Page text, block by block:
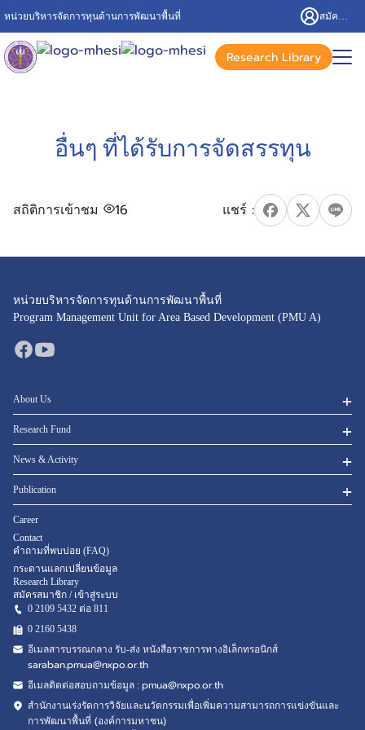
หน่วยบริหารจัดการทุนด้านการพัฒนาพื้นที่
Research Library
อื่นๆ ที่ได้รับการจัดสรรทุน
สถิติการเข้าชม 16
หน่วยบริหารจัดการทุนด้านการพัฒนาพื้นที่
Program Management Unit for Area Based Development (PMU A)
About Us
Research Fund
News & Activity
Publication
Career
Contact
คำถามที่พบบ่อย (FAQ)
กระดานแลกเปลี่ยนข้อมูล
Research Library
สมัครสมาชิก / เข้าสู่ระบบ
0 2109 5432 ต่อ 811
0 2160 5438
อีเมลสารบรรณกลาง รับ-ส่ง หนังสือราชการทางอิเล็กทรอนิกส์
saraban.pmua@nxpo.or.th
อีเมลติดต่อสอบถามข้อมูล : pmua@nxpo.or.th
สำนักงานเร่งรัดการวิจัยและนวัตกรรมเพื่อเพิ่มความสามารถการแข่งขันและ
การพัฒนาพื้นที่ (องค์การมหาชน)